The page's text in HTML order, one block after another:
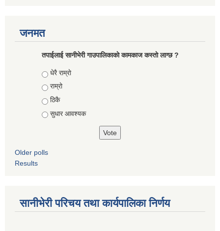
जनमत
तपाईलाई सानीभेरी गाउपालिकाकाे कामकाज कस्ताे लाग्छ ?
Choices
धेरै राम्राे
राम्रो
ठिकै
सुधार आवश्यक
Older polls
Results
सानीभेरी परिचय तथा कार्यपालिका निर्णय